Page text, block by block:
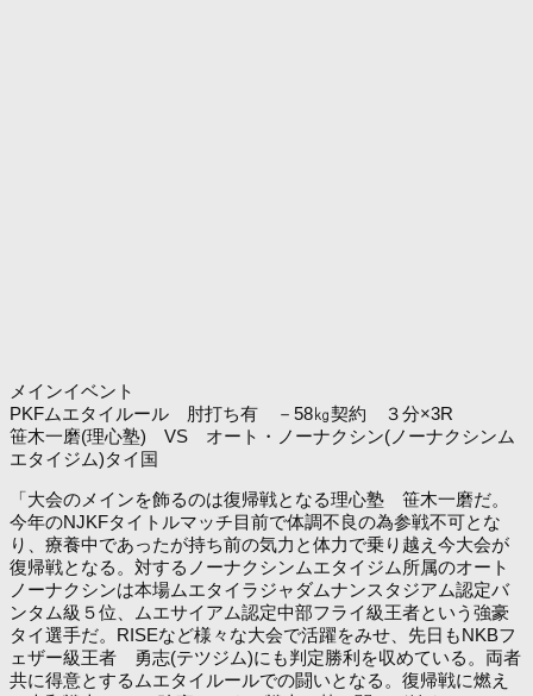
メインイベント
PKFムエタイルール 肘打ち有 －58㎏契約 ３分×3R
笹木一磨(理心塾) VS オート・ノーナクシン(ノーナクシンム
エタイジム)タイ国
「大会のメインを飾るのは復帰戦となる理心塾 笹木一磨だ。
今年のNJKFタイトルマッチ目前で体調不良の為参戦不可とな
り、療養中であったが持ち前の気力と体力で乗り越え今大会が
復帰戦となる。対するノーナクシンムエタイジム所属のオート
ノーナクシンは本場ムエタイラジャダムナンスタジアム認定バ
ンタム級５位、ムエサイアム認定中部フライ級王者という強豪
タイ選手だ。RISEなど様々な大会で活躍をみせ、先日もNKBフ
ェザー級王者 勇志(テツジム)にも判定勝利を収めている。両者
共に得意とするムエタイルールでの闘いとなる。復帰戦に燃え